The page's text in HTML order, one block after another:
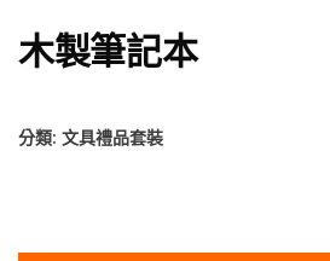
木製筆記本
分類: 文具禮品套裝